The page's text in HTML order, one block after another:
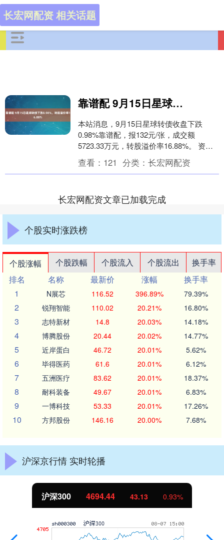
长宏网配资 相关话题
靠谱配 9月15日星球转债下跌0.98%，转股溢价率16.88%
本站消息，9月15日星球转债收盘下跌
0.98%靠谱配，报132元/张，成交额
5723.33万元，转股溢价率16.88%。 资料
显示，星球转债信用级别为“A+”，....
查看： 121 分类： 长宏网配资
长宏网配资文章已加载完成
个股实时涨跌榜
个股涨幅 个股跌幅 个股流入 个股流出
换手率
排名
名称 最新价 涨幅
换手率
1
N展芯 116.52 396.89% 79.39%
2 锐翔智能 110.02 20.21% 16.80%
3 志特新材 14.8 20.03% 14.18%
4 博腾股份 20.44 20.02% 14.77%
5 近岸蛋白 46.72 20.01% 5.62%
6 毕得医药 61.6 20.01% 6.12%
7 五洲医疗 83.62 20.01% 18.37%
8 耐科装备 49.67 20.01% 6.83%
9 一博科技 53.33 20.01% 17.26%
10 方邦股份 146.16 20.00% 7.68%
沪深京行情 实时轮播
沪深300 4694.44 43.13 0.93%